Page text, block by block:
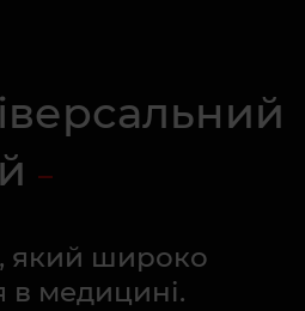
який широко
в медицині.